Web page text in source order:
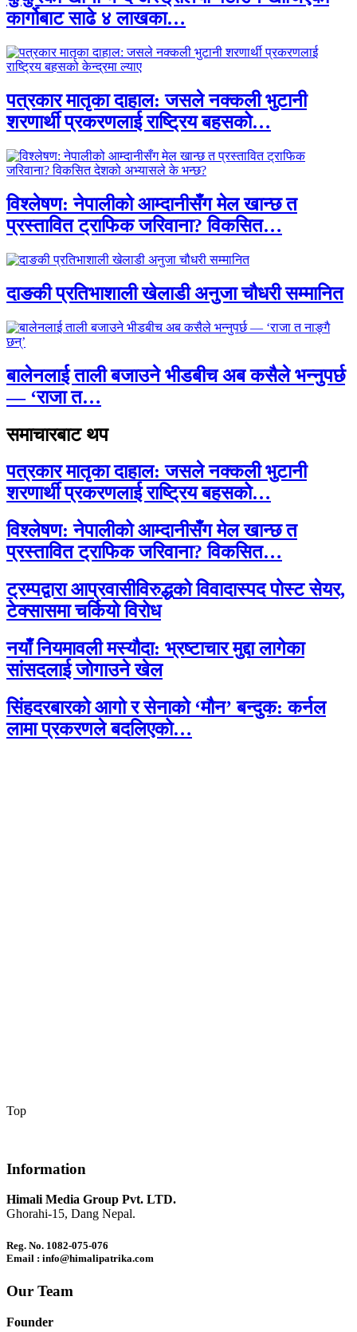
कार्गोबाट साढे ४ लाखका…
पत्रकार मातृका दाहाल: जसले नक्कली भुटानी
शरणार्थी प्रकरणलाई राष्ट्रिय बहसको…
विश्लेषण: नेपालीको आम्दानीसँग मेल खान्छ त
प्रस्तावित ट्राफिक जरिवाना? विकसित…
दाङकी प्रतिभाशाली खेलाडी अनुजा चौधरी सम्मानित
बालेनलाई ताली बजाउने भीडबीच अब कसैले भन्नुपर्छ
— ‘राजा त…
समाचारबाट थप
पत्रकार मातृका दाहाल: जसले नक्कली भुटानी
शरणार्थी प्रकरणलाई राष्ट्रिय बहसको…
विश्लेषण: नेपालीको आम्दानीसँग मेल खान्छ त
प्रस्तावित ट्राफिक जरिवाना? विकसित…
ट्रम्पद्वारा आप्रवासीविरुद्धको विवादास्पद पोस्ट सेयर,
टेक्सासमा चर्कियो विरोध
नयाँ नियमावली मस्यौदा: भ्रष्टाचार मुद्दा लागेका
सांसदलाई जोगाउने खेल
सिंहदरबारको आगो र सेनाको ‘मौन’ बन्दुक: कर्नल
लामा प्रकरणले बदलिएको…
Top
Information
Himali Media Group Pvt. LTD.
Ghorahi-15, Dang Nepal.
Reg. No. 1082-075-076
Email : info@himalipatrika.com
Our Team
Founder